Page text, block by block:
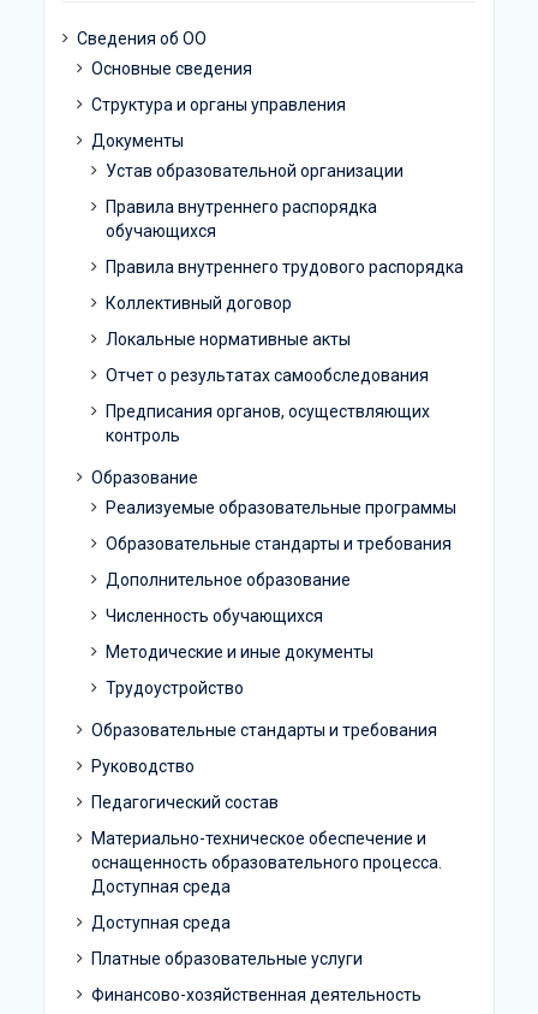
Сведения об ОО
Основные сведения
Структура и органы управления
Документы
Устав образовательной организации
Правила внутреннего распорядка
обучающихся
Правила внутреннего трудового распорядка
Коллективный договор
Локальные нормативные акты
Отчет о результатах самообследования
Предписания органов, осуществляющих
контроль
Образование
Реализуемые образовательные программы
Образовательные стандарты и требования
Дополнительное образование
Численность обучающихся
Методические и иные документы
Трудоустройство
Образовательные стандарты и требования
Руководство
Педагогический состав
Материально-техническое обеспечение и
оснащенность образовательного процесса.
Доступная среда
Доступная среда
Платные образовательные услуги
Финансово-хозяйственная деятельность